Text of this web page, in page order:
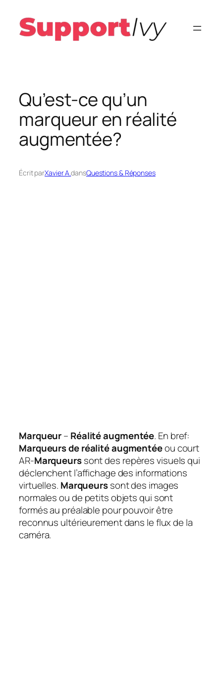
contenu
Qu’est-ce qu’un
marqueur en réalité
augmentée?
Écrit parXavier A.dansQuestions & Réponses
Marqueur– Réalité augmentée. En bref:
Marqueurs de réalité augmentéeou court
AR-Marqueurssont des repères visuels qui
déclenchent l’affichage des informations
virtuelles. Marqueurssont des images
normales ou de petits objets qui sont
formés au préalable pour pouvoir être
reconnus ultérieurement dans le flux de la
caméra.